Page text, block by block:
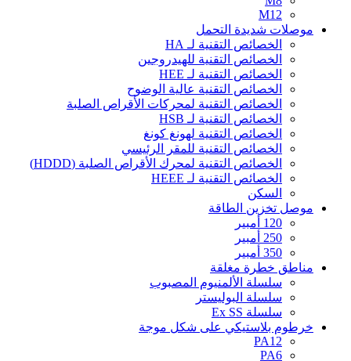
M12
موصلات شديدة التحمل
الخصائص التقنية لـ HA
الخصائص التقنية للهيدروجين
الخصائص التقنية لـ HEE
الخصائص التقنية عالية الوضوح
الخصائص التقنية لمحركات الأقراص الصلبة
الخصائص التقنية لـ HSB
الخصائص التقنية لهونغ كونغ
الخصائص التقنية للمقر الرئيسي
الخصائص التقنية لمحرك الأقراص الصلبة (HDDD)
الخصائص التقنية لـ HEEE
السكن
موصل تخزين الطاقة
120 أمبير
250 أمبير
350 أمبير
مناطق خطرة مغلقة
سلسلة الألمنيوم المصبوب
سلسلة البوليستر
سلسلة Ex SS
خرطوم بلاستيكي على شكل موجة
PA12
PA6